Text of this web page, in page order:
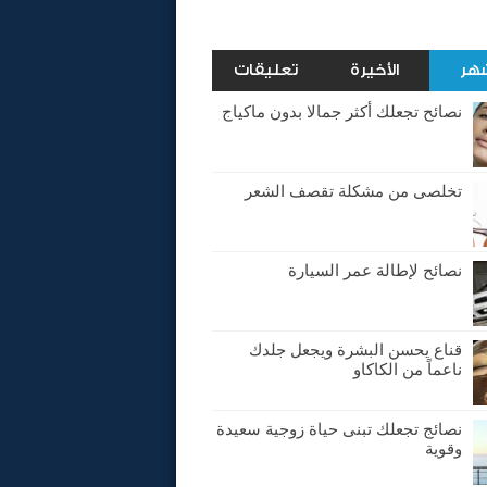
الأخيرة تعليقات
نصائح تجعلك أكثر جمالا بدون ماكياج
تخلصى من مشكلة تقصف الشعر
نصائح لإطالة عمر السيارة
قناع يحسن البشرة ويجعل جلدك
ناعماً من الكاكاو
نصائج تجعلك تبنى حياة زوجية سعيدة
وقوية